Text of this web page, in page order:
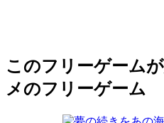
このフリーゲーム
メのフリーゲーム